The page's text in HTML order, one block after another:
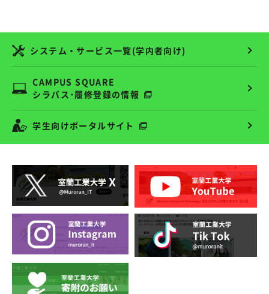
システム・サービス一覧(学内者向け)
CAMPUS SQUARE
シラバス･履修登録の情報
学生向けポータルサイト